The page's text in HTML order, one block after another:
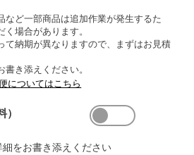
など一部商品は追加作業が発生するた
場合があります。
て納期が異なりますので、まずはお見積
書き添えください。
についてはこちら
）
をお書き添えください